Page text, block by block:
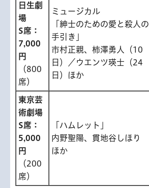
日生劇
場
S席：
7,000
円
（800
席）
ミュージカル
「紳士のための愛と殺人の
手引き」
市村正親、柿澤勇人（10
日）／ウエンツ瑛士（24
日）ほか
東京芸
術劇場
S席：
5,000
円
（200
席）
「ハムレット」
内野聖陽、貫地谷しほり
ほか